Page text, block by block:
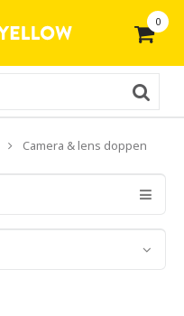
0
Camera & lens doppen